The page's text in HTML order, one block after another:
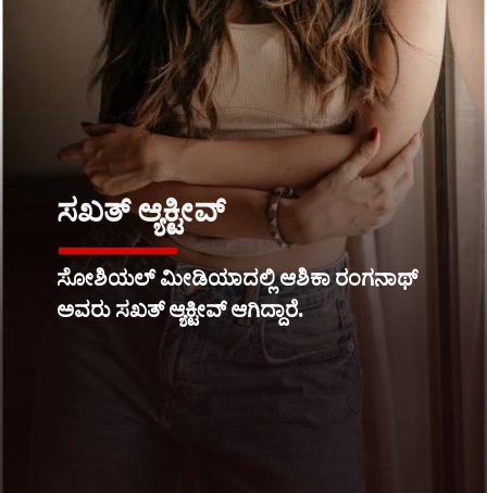
ಸಖತ್ ಆ್ಯಕ್ಟೀವ್
ಸೋಶಿಯಲ್ ಮೀಡಿಯಾದಲ್ಲಿ ಆಶಿಕಾ ರಂಗನಾಥ್
ಅವರು ಸಖತ್ ಆ್ಯಕ್ಟೀವ್ ಆಗಿದ್ದಾರೆ.